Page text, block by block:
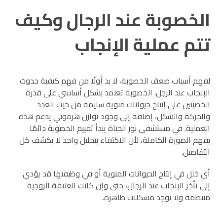
الخصوبة عند الرجال وكيف
تتم عملية الإنجاب
لفهم أسباب ضعف الخصوبة، لا بد أولًا من فهم كيفية حدوث
الإنجاب عند الرجل. الخصوبة تعتمد بشكل أساسي على قدرة
الخصيتين على إنتاج حيوانات منوية سليمة من حيث العدد
والحركة والشكل، إضافة إلى وجود توازن هرموني يدعم هذه
العملية. في مستشفى نور الحياة يبدأ تقييم الخصوبة دائمًا
بفهم الصورة الكاملة، لأن الاكتفاء بتحليل واحد لا يكشف كل
التفاصيل.
أي خلل في إنتاج الحيوانات المنوية أو في وظيفتها قد يؤدي
إلى تأخر الإنجاب عند الرجال، حتى وإن كانت العلاقة الزوجية
منتظمة ولا توجد مشكلات ظاهرة.